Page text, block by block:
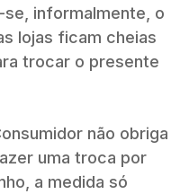
informalmente, o
lojas ficam cheias
trocar o presente
não obriga
uma troca por
a medida só